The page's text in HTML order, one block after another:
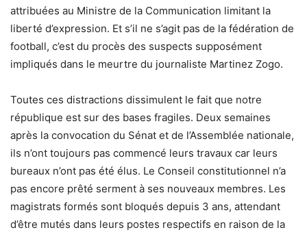
attribuées au Ministre de la Communication limitant la
liberté d’expression. Et s’il ne s’agit pas de la fédération de
football, c’est du procès des suspects supposément
impliqués dans le meurtre du journaliste Martinez Zogo.
Toutes ces distractions dissimulent le fait que notre
république est sur des bases fragiles. Deux semaines
après la convocation du Sénat et de l’Assemblée nationale,
ils n’ont toujours pas commencé leurs travaux car leurs
bureaux n’ont pas été élus. Le Conseil constitutionnel n’a
pas encore prêté serment à ses nouveaux membres. Les
magistrats formés sont bloqués depuis 3 ans, attendant
d’être mutés dans leurs postes respectifs en raison de la